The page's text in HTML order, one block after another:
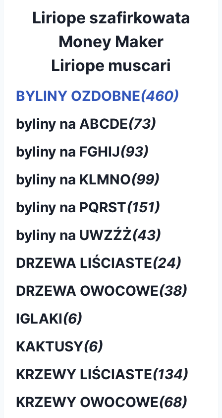
Liriope szafirkowata
Money Maker
Liriope muscari
BYLINY OZDOBNE(460)
byliny na ABCDE(73)
byliny na FGHIJ(93)
byliny na KLMNO(99)
byliny na PQRST(151)
byliny na UWZŹŻ(43)
DRZEWA LIŚCIASTE(24)
DRZEWA OWOCOWE(38)
IGLAKI(6)
KAKTUSY(6)
KRZEWY LIŚCIASTE(134)
KRZEWY OWOCOWE(68)